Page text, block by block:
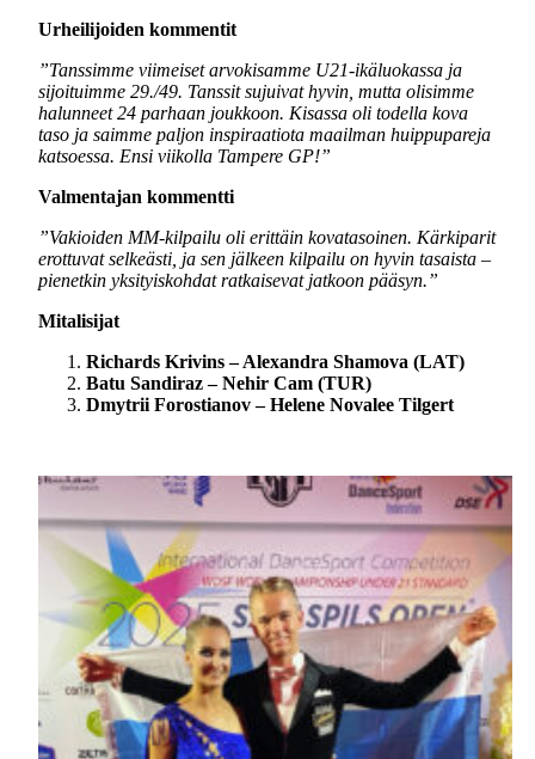
Urheilijoiden kommentit
”Tanssimme viimeiset arvokisamme U21-ikäluokassa ja
sijoituimme 29./49. Tanssit sujuivat hyvin, mutta olisimme
halunneet 24 parhaan joukkoon. Kisassa oli todella kova
taso ja saimme paljon inspiraatiota maailman huippupareja
katsoessa. Ensi viikolla Tampere GP!”
Valmentajan kommentti
”Vakioiden MM-kilpailu oli erittäin kovatasoinen. Kärkiparit
erottuvat selkeästi, ja sen jälkeen kilpailu on hyvin tasaista –
pienetkin yksityiskohdat ratkaisevat jatkoon pääsyn.”
Mitalisijat
Richards Krivins – Alexandra Shamova (LAT)
Batu Sandiraz – Nehir Cam (TUR)
Dmytrii Forostianov – Helene Novalee Tilgert